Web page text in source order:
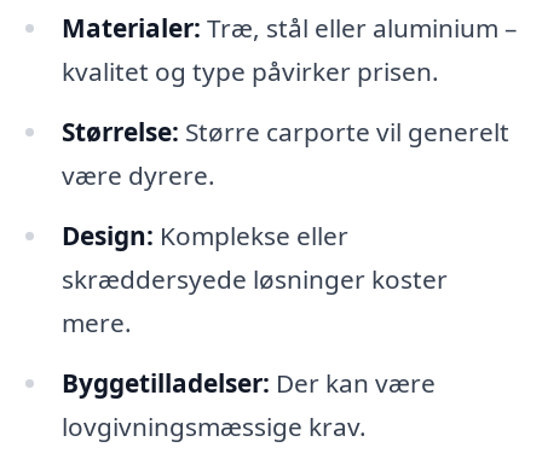
Materialer: Træ, stål eller aluminium –
kvalitet og type påvirker prisen.
Størrelse: Større carporte vil generelt
være dyrere.
Design: Komplekse eller
skræddersyede løsninger koster
mere.
Byggetilladelser: Der kan være
lovgivningsmæssige krav.